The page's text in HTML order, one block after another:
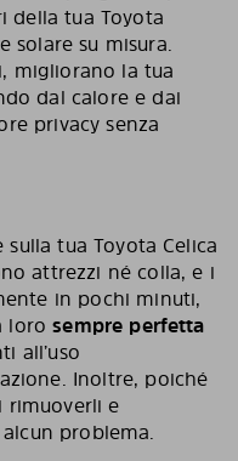
della tua Toyota
solare su misura.
migliorano la tua
dal calore e dai
privacy senza
sulla tua Toyota Celica
attrezzi né colla, e i
in pochi minuti,
lorosempre perfetta
all’uso
Inoltre, poiché
rimuoverli e
problema.